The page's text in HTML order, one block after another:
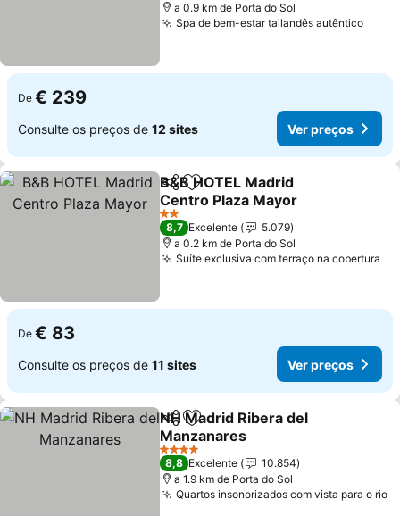
a 0.9 km de Porta do Sol
Spa de bem-estar tailandês autêntico
De € 239
Consulte os preços de 12 sites Ver preços
PartilharAdicionar aos favoritos
B&B HOTEL Madrid
Centro Plaza Mayor
2 Estrelas
8,7 Excelente
5.079
a 0.2 km de Porta do Sol
Suíte exclusiva com terraço na cobertura
De € 83
Consulte os preços de 11 sites Ver preços
PartilharAdicionar aos favoritos
NH Madrid Ribera del
Manzanares
4 Estrelas
8,8 Excelente
10.854
a 1.9 km de Porta do Sol
Quartos insonorizados com vista para o rio